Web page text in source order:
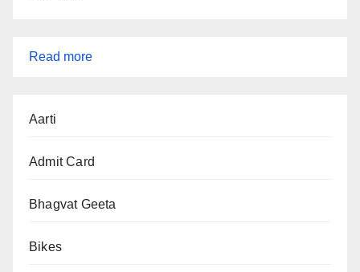
Read more:
—
Aarti
Admit Card
Bhagvat Geeta
Bikes